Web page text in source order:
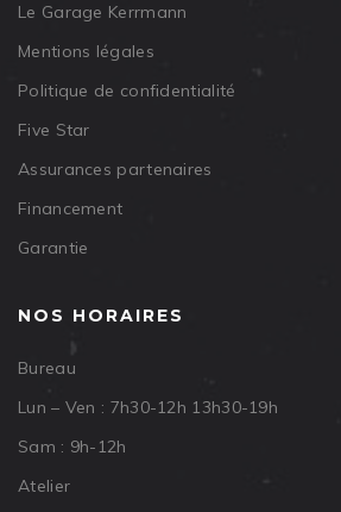
Le Garage Kerrmann
Mentions légales
Politique de confidentialité
Five Star
Assurances partenaires
Financement
Garantie
NOS HORAIRES
Bureau
Lun – Ven : 7h30-12h 13h30-19h
Sam : 9h-12h
Atelier